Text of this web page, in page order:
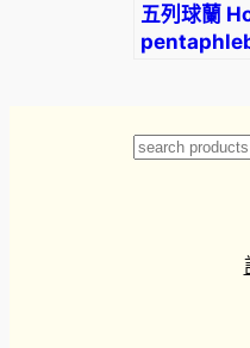
五列球蘭
Search